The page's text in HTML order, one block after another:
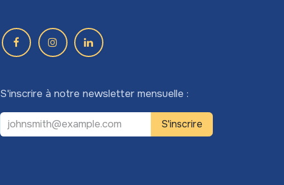
S'inscrire à notre newsletter mensuelle :
S'inscrire